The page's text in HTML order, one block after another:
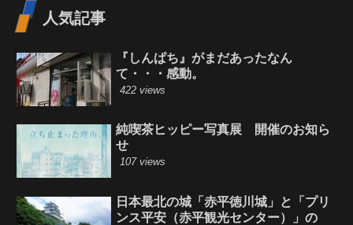
人気記事
『しんぱち』がまだあったなん
て・・・感動。
422 views
純喫茶ヒッピー写真展 開催のお知ら
せ
107 views
日本最北の城「赤平徳川城」と「プリ
ンス平安（赤平観光センター）」の